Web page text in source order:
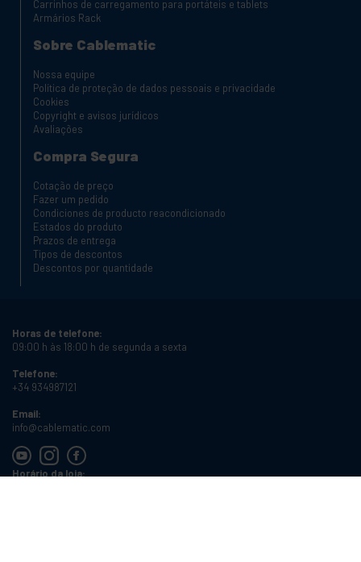
Carrinhos de carregamento para portáteis e tablets
Armários Rack
Sobre Cablematic
Nossa equipe
Política de proteção de dados pessoais e privacidade
Cookies
Copyright e avisos jurídicos
Avaliações
Compra Segura
Cotação de preço
Fazer um pedido
Condiciones de producto reacondicionado
Estados do produto
Prazos de entrega
Tipos de descontos
Descontos por quantidade
Horas de telefone:
09:00 h às 18:00 h de segunda a sexta
Telefone:
+34 934987121
Email:
info@cablematic.com
Horário da loja: